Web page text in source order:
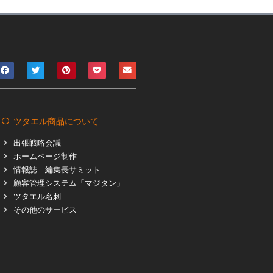
ツタエル商品について
出張戦略会議
ホームページ制作
情報誌 編集長サミット
顧客管理システム「マジタン」
ツタエル名刺
その他のサービス